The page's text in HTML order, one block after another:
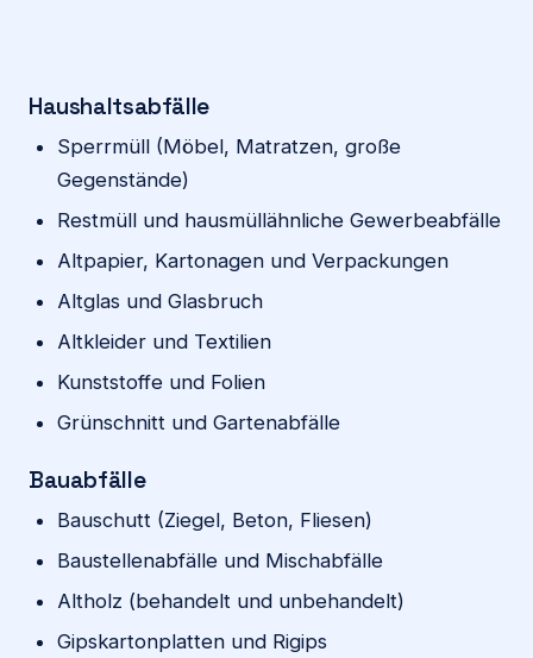
Haushaltsabfälle
Sperrmüll (Möbel, Matratzen, große
Gegenstände)
Restmüll und hausmüllähnliche Gewerbeabfälle
Altpapier, Kartonagen und Verpackungen
Altglas und Glasbruch
Altkleider und Textilien
Kunststoffe und Folien
Grünschnitt und Gartenabfälle
Bauabfälle
Bauschutt (Ziegel, Beton, Fliesen)
Baustellenabfälle und Mischabfälle
Altholz (behandelt und unbehandelt)
Gipskartonplatten und Rigips